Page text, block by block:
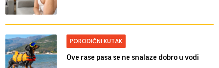
PORODIČNI KUTAK
Ove rase pasa se ne snalaze dobro u vodi